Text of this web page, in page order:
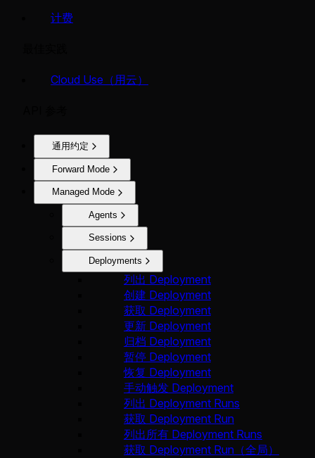
计费
Cloud Use（用云）
通用约定
Forward Mode
Managed Mode
Agents
Sessions
Deployments
列出 Deployment
创建 Deployment
获取 Deployment
更新 Deployment
归档 Deployment
暂停 Deployment
恢复 Deployment
手动触发 Deployment
列出 Deployment Runs
获取 Deployment Run
列出所有 Deployment Runs
获取 Deployment Run（全局）